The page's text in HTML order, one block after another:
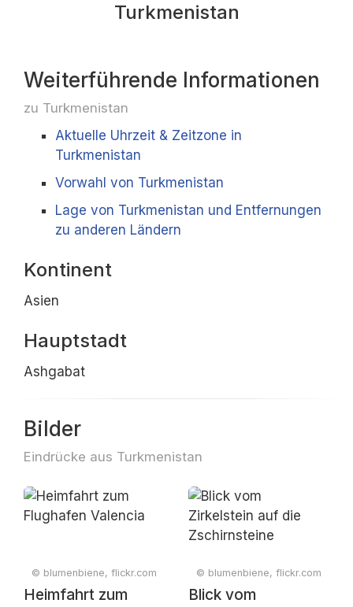
Turkmenistan
Weiterführende Informationen
zu Turkmenistan
Aktuelle Uhrzeit & Zeitzone in
Turkmenistan
Vorwahl von Turkmenistan
Lage von Turkmenistan und Entfernungen
zu anderen Ländern
Kontinent
Asien
Hauptstadt
Ashgabat
Bilder
Eindrücke aus Turkmenistan
© blumenbiene, flickr.com
Heimfahrt zum
© blumenbiene, flickr.com
Blick vom